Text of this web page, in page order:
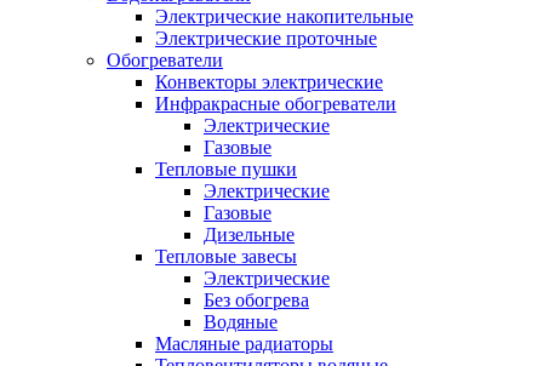
Электрические накопительные
Электрические проточные
Обогреватели
Конвекторы электрические
Инфракрасные обогреватели
Электрические
Газовые
Тепловые пушки
Электрические
Газовые
Дизельные
Тепловые завесы
Электрические
Без обогрева
Водяные
Масляные радиаторы